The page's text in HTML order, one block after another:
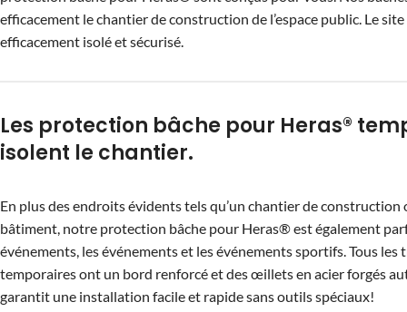
efficacement le chantier de construction de l’espace public. Le
efficacement isolé et sécurisé.
Les protection bâche pour Heras®
isolent le chantier.
En plus des endroits évidents tels qu’un chantier de construction
bâtiment, notre protection bâche pour Heras® est également
événements, les événements et les événements sportifs. Tous
temporaires ont un bord renforcé et des œillets en acier forgés
garantit une installation facile et rapide sans outils spéciaux!